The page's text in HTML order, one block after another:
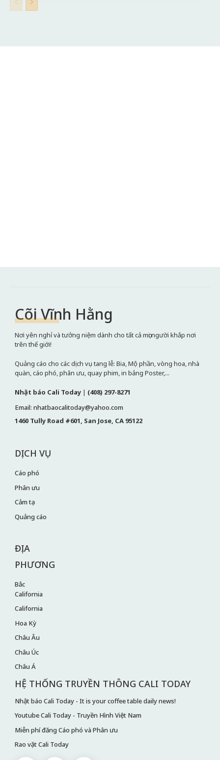
Cõi Vĩnh Hằng
Nơi yên nghỉ và tưởng niệm dành cho tất cả mọi người khắp nơi
trên thế giới!
Quảng cáo cho các dịch vụ tang lễ: Bia, Mộ phần, vòng hoa, nhà
quàn, cáo phó, phân ưu, quay phim, in bảng Poster,...
Nhật báo Cali Today | (408) 297-8271
Email: nhatbaocalitoday@yahoo.com
1460 Tully Road #601, San Jose, CA 95122
DỊCH VỤ
Cáo phó
Phân ưu
Cảm tạ
Quảng cáo
ĐỊA
PHƯƠNG
Bắc
California
California
Hoa Kỳ
Châu Âu
Châu Úc
Châu Á
HỆ THỐNG TRUYỀN THÔNG CALI TODAY
Nhật báo Cali Today - It is your coffee table daily news!
Youtube Cali Today - Truyền Hình Việt Nam
Miễn phí đăng Cáo phó và Phân ưu
Rao vặt Cali Today